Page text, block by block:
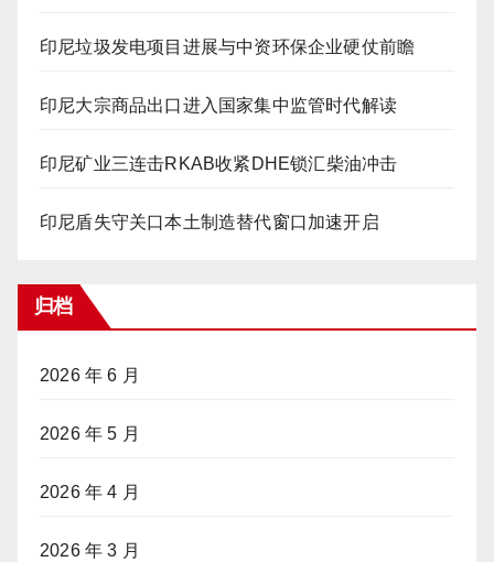
印尼垃圾发电项目进展与中资环保企业硬仗前瞻
印尼大宗商品出口进入国家集中监管时代解读
印尼矿业三连击RKAB收紧DHE锁汇柴油冲击
印尼盾失守关口本土制造替代窗口加速开启
归档
2026 年 6 月
2026 年 5 月
2026 年 4 月
2026 年 3 月